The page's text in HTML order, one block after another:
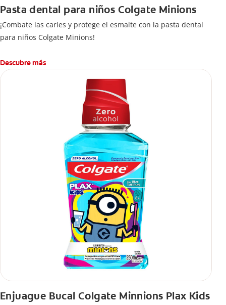
Pasta dental para niños Colgate Minions
¡Combate las caries y protege el esmalte con la pasta dental
para niños Colgate Minions!
Descubre más
Enjuague Bucal Colgate Minnions Plax Kids